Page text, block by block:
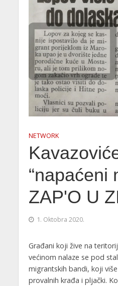
NETWORK
“napaćeni
ZAP'O U
1. Oktobra 2020.
Građani koji žive na
većinom nalaze se pod
migrantskih bandi, koji
provalnih krađa i pljački.